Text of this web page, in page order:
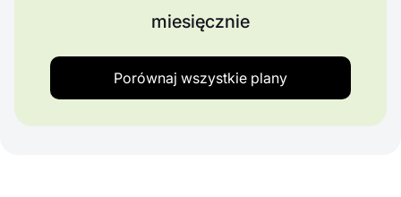
miesięcznie
Porównaj wszystkie plany